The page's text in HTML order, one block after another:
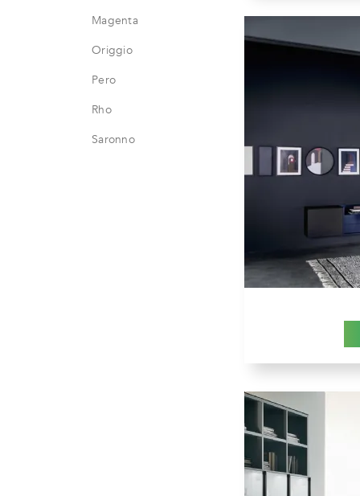
Magenta
Origgio
Pero
Rho
Saronno